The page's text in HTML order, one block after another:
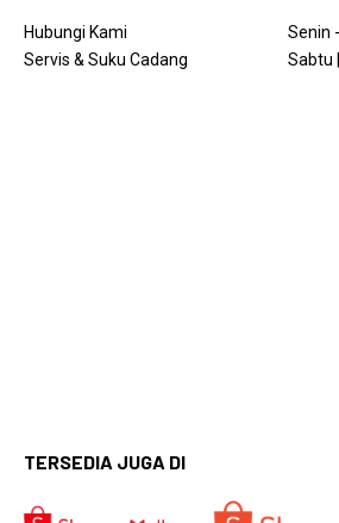
Hubungi Kami
Servis & Suku Cadang
Senin
Sabtu
TERSEDIA JUGA DI